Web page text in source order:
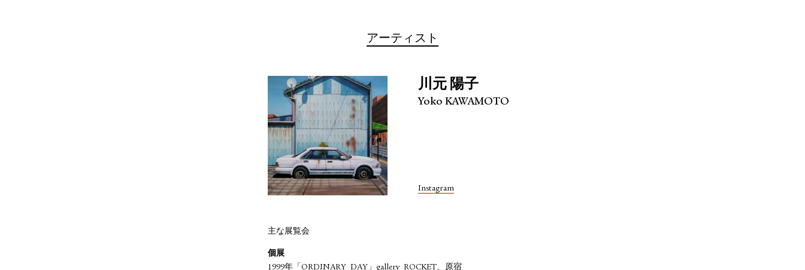
アーティスト
川元 陽子
Yoko KAWAMOTO
Instagram
主な展覧会
個展
1999年「ORDINARY DAY」gallery ROCKET、原宿